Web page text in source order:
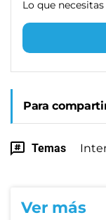
Lo que
Para
Temas
Ver más